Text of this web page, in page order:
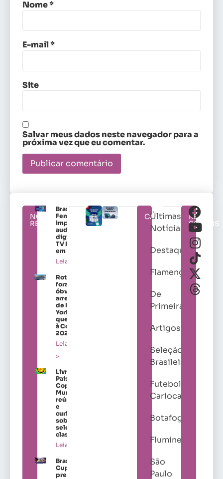
Nome*
E-mail*
Site
Salvar meus dados neste navegador para a
próxima vez que eu comentar.
NOTÍCIAS
RELACIONADAS
Brasileirão
Feminino
impulsiona
audiência
digital da
TV Brasil
em 2026
Leia mais »
Roteiros
fora do
óbvio nos
arredores
de Nova
York para
quem vai
à Copa de
2026
Leia mais
»
Livro “Os
Países da
Copa do
Mundo”
reúne dados
e
curiosidades
sobre as
seleções
classificadas
Leia mais »
Brasil Ladies
Cup amplia
presença de
CATEGORIAS
Últimas
Notícias
Destaques
Flamengo
De
Primeira
Artigos
Seleção
Brasileira
Futebol
Carioca
Botafogo
Fluminense
São
Paulo
REDES
SOCIAIS